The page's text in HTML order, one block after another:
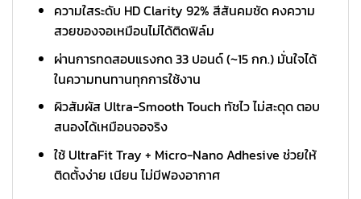
ความใสระดับ HD Clarity 92% สีสันคมชัด คงความ
สวยของจอเหมือนไม่ได้ติดฟิล์ม
ผ่านการทดสอบแรงกด 33 ปอนด์ (~15 กก.) มั่นใจได้
ในความทนทานทุกการใช้งาน
ผิวสัมผัส Ultra-Smooth Touch ทัชไว ไม่สะดุด ตอบ
สนองได้เหมือนจอจริง
ใช้ UltraFit Tray + Micro-Nano Adhesive ช่วยให้
ติดตั้งง่าย เนียน ไม่มีฟองอากาศ